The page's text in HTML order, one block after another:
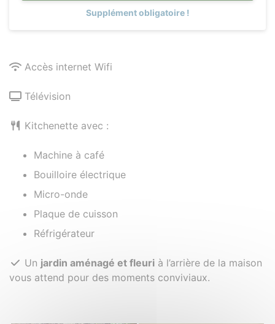
Supplément obligatoire !
Accès internet Wifi
Télévision
Kitchenette avec :
Machine à café
Bouilloire électrique
Micro-onde
Plaque de cuisson
Réfrigérateur
Un jardin aménagé et fleuri à l’arrière de la maison
vous attend pour des moments conviviaux.